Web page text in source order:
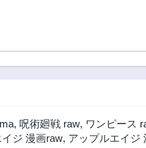
, 呪術廻戦 raw, ワンピース
ジ 漫画raw, アップルエイジ